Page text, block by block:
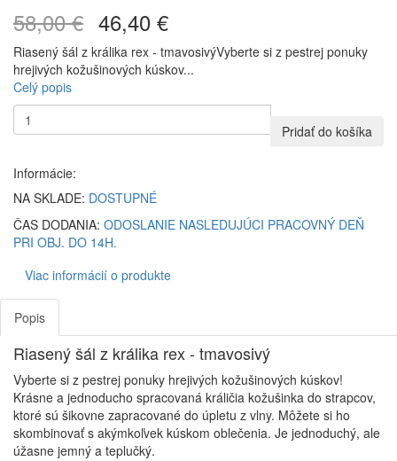
58,00 € 46,40 €
Riasený šál z králika rex - tmavosivýVyberte si z pestrej ponuky
hrejivých kožušinových kúskov...
Celý popis
Pridať do košíka
Informácie:
NA SKLADE: DOSTUPNÉ
ČAS DODANIA: ODOSLANIE NASLEDUJÚCI PRACOVNÝ DEŇ
PRI OBJ. DO 14H.
Viac informácií o produkte
Popis
Riasený šál z králika rex - tmavosivý
Vyberte si z pestrej ponuky hrejivých kožušinových kúskov!
Krásne a jednoducho spracovaná králičia kožušinka do strapcov,
ktoré sú šikovne zapracované do úpletu z vlny. Môžete si ho
skombinovať s akýmkoľvek kúskom oblečenia. Je jednoduchý, ale
úžasne jemný a teplučký.